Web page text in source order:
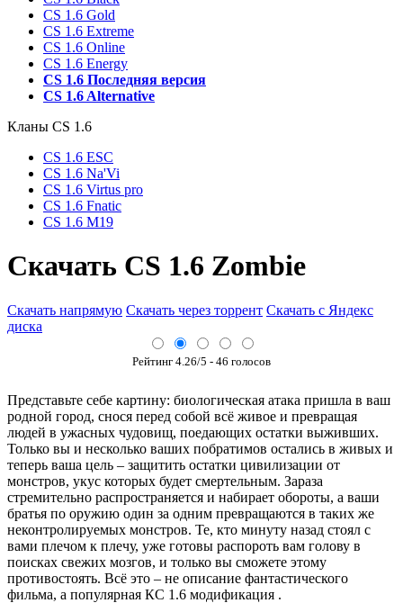
CS 1.6 Gold
CS 1.6 Extreme
CS 1.6 Online
CS 1.6 Energy
CS 1.6 Последняя версия
CS 1.6 Alternative
Кланы СS 1.6
CS 1.6 ESC
CS 1.6 Na'Vi
CS 1.6 Virtus pro
CS 1.6 Fnatic
CS 1.6 M19
Скачать CS 1.6 Zombie
Скачать напрямую Скачать через торрент Скачать с Яндекс
диска
Рейтинг 4.26/5 - 46 голосов
Представьте себе картину: биологическая атака пришла в ваш
родной город, снося перед собой всё живое и превращая
людей в ужасных чудовищ, поедающих остатки выживших.
Только вы и несколько ваших побратимов остались в живых и
теперь ваша цель – защитить остатки цивилизации от
монстров, укус которых будет смертельным. Зараза
стремительно распространяется и набирает обороты, а ваши
братья по оружию один за одним превращаются в таких же
неконтролируемых монстров. Те, кто минуту назад стоял с
вами плечом к плечу, уже готовы распороть вам голову в
поисках свежих мозгов, и только вы сможете этому
противостоять. Всё это – не описание фантастического
фильма, а популярная КС 1.6 модификация .